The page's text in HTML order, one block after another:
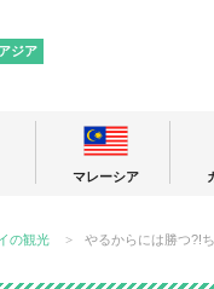
ジア
マレーシア
の観光 やるからには勝つ?!